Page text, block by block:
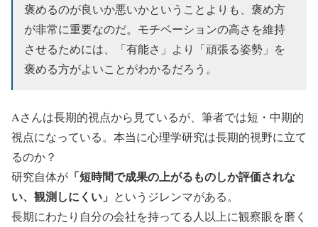
褒めるのが良いか悪いかということよりも、褒め方
が非常に重要なのだ。モチベーションの高さを維持
させるためには、「有能さ」より「頑張る姿勢」を
褒める方がよいことがわかるだろう。
Aさんは長期的視点から見ているが、筆者では短・中期的
視点になっている。本当に心理学研究は長期的視野に立て
るのか？
研究自体が 「短時間で成果の上がるものしか評価されな
い、観測しにくい」 というジレンマがある。
長期にわたり自分の会社を持ってる人以上に観察眼を磨く